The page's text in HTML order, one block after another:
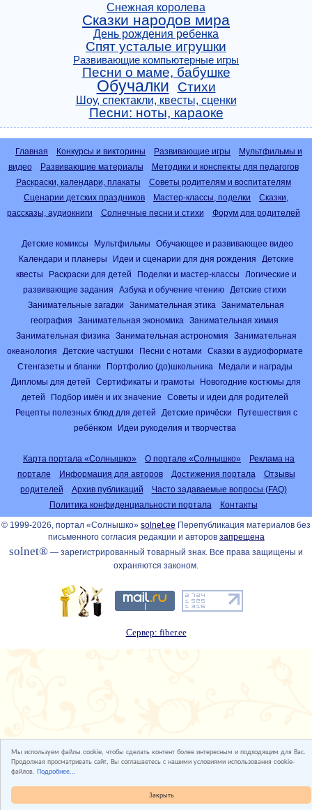
Закрыть
Мы используем файлы cookie, чтобы сделать контент более интересным и подходящим для Вас.
Продолжая просматривать сайт, Вы соглашаетесь с нашими условиями использования cookie-
файлов. Подробнее...
Снежная королева
Сказки народов мира
День рождения ребенка
Спят усталые игрушки
Развивающие компьютерные игры
Песни о маме, бабушке
Обучалки Стихи
Шоу, спектакли, квесты, сценки
Песни: ноты, караоке
Главная Конкурсы и викторины Развивающие игры
Мультфильмы и
видео
Развивающие материалы
Методики и конспекты для педагогов
Раскраски, календари, плакаты
Советы родителям и воспитателям
Сценарии детских праздников
Мастер-классы, поделки
Сказки,
рассказы, аудиокниги
Солнечные песни и стихи Форум для родителей
Детские комиксы Мультфильмы
Обучающее и развивающее видео
Календари и планеры
Идеи и сценарии для дня рождения
Детские
квесты
Раскраски для детей Поделки и мастер-классы
Логические и
развивающие задания
Азбука и обучение чтению
Детские стихи
Занимательные загадки
Занимательная этика
Занимательная
география
Занимательная экономика
Занимательная химия
Занимательная физика
Занимательная астрономия
Занимательная
океанология
Детские частушки Песни с нотами
Сказки в аудиоформате
Стенгазеты и бланки
Портфолио (до)школьника
Медали и награды
Дипломы для детей
Сертификаты и грамоты
Новогодние костюмы для
детей
Подбор имён и их значение
Советы и идеи для родителей
Рецепты полезных блюд для детей
Детские причёски
Путешествия с
ребёнком
Идеи рукоделия и творчества
Карта портала «Солнышко» О портале «Солнышко»
Реклама на
портале
Информация для авторов Достижения портала
Отзывы
родителей
Архив публикаций
Часто задаваемые вопросы (FAQ)
Политика конфиденциальности портала
Контакты
© 1999-2026, портал «Солнышко» solnet.ee Перепубликация материалов без
письменного согласия редакции и авторов запрещена
solnet® — зарегистрированный товарный знак. Все права защищены и
охраняются законом.
Сервер: fiber.ee